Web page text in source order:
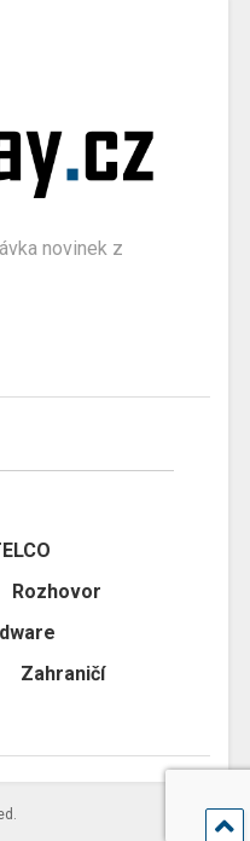
novinek z
Rozhovor
Zahraničí